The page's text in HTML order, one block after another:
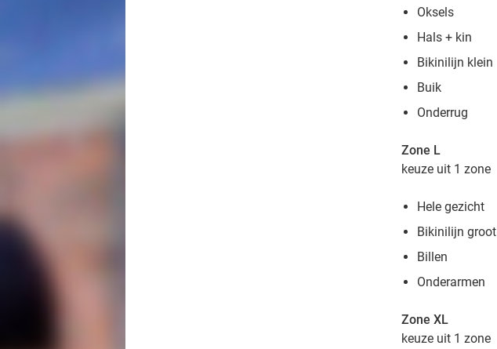
Oksels
Hals + kin
Bikinilijn klein
Buik
Onderrug
Zone L
keuze uit 1 zone
Hele gezicht
Bikinilijn groot
Billen
Onderarmen
Zone XL
keuze uit 1 zone